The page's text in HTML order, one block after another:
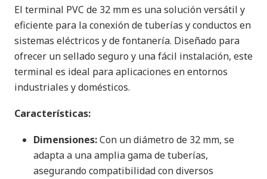
El terminal PVC de 32 mm es una solución versátil y
eficiente para la conexión de tuberías y conductos en
sistemas eléctricos y de fontanería. Diseñado para
ofrecer un sellado seguro y una fácil instalación, este
terminal es ideal para aplicaciones en entornos
industriales y domésticos.
Características:
Dimensiones:Con un diámetro de 32 mm, se
adapta a una amplia gama de tuberías,
asegurando compatibilidad con diversos